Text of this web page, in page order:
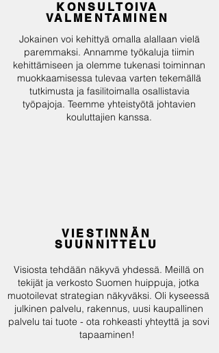
KONSULTOIVA
VALMENTAMINEN
Jokainen voi kehittyä omalla alallaan vielä
paremmaksi. Annamme työkaluja tiimin
kehittämiseen ja olemme tukenasi toiminnan
muokkaamisessa tulevaa varten tekemällä
tutkimusta ja fasilitoimalla osallistavia
työpajoja. Teemme yhteistyötä johtavien
kouluttajien kanssa.
VIESTINNÄN
SUUNNITTELU
Visiosta tehdään näkyvä yhdessä. Meillä on
tekijät ja verkosto Suomen huippuja, jotka
muotoilevat strategian näkyväksi. Oli kyseessä
julkinen palvelu, rakennus, uusi kaupallinen
palvelu tai tuote - ota rohkeasti yhteyttä ja sovi
tapaaminen!